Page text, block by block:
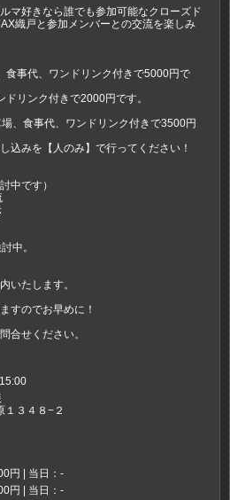
マ好きなら誰でも参加可能なクローズド
織戸と参加メンバーとの交流を楽しみ
食事代、ワンドリンク付きで5000円で
リンク付きで2000円です。
、食事代、ワンドリンク付きで3500円
込みを【人のみ】で行ってください！
中です）
中。
いたします。
すのでお早めに！
合せください。
１３４８−２
円 | 当日：-
円 | 当日：-